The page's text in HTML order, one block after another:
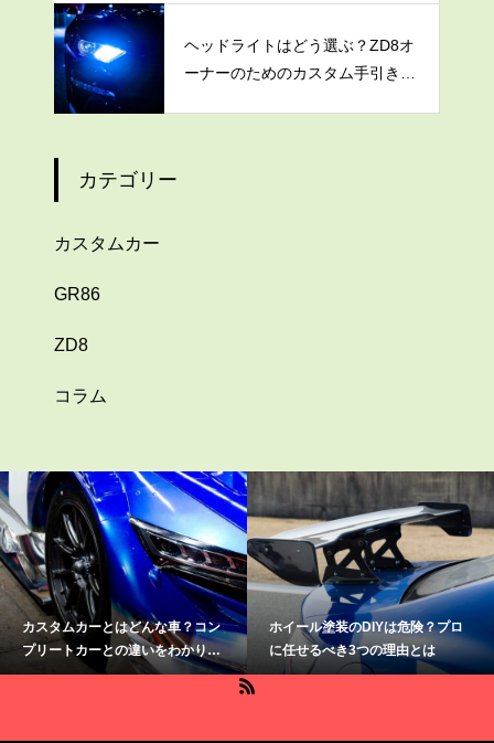
ヘッドライトはどう選ぶ？ZD8オ
ーナーのためのカスタム手引き
カテゴリー
カスタムカー
GR86
ZD8
コラム
コン
りや
ホイール塗装のDIYは危険？プロ
に任せるべき3つの理由とは
SUPERGT【鈴鹿】会場別
と魅力、アクセス方法を紹
す